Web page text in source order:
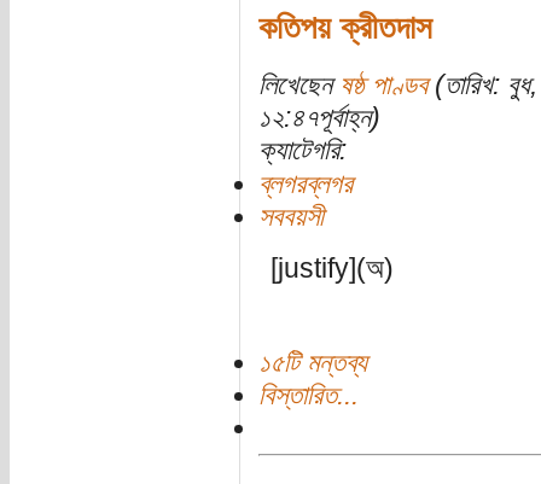
কতিপয় ক্রীতদাস
লিখেছেন ষষ্ঠ পাণ্ডব(তারিখ:
১২:৪৭পূর্বাহ্ন)
ক্যাটেগরি:
ব্লগরব্লগর
সববয়সী
[justify](অ)
১৫টি মন্তব্য
বিস্তারিত...